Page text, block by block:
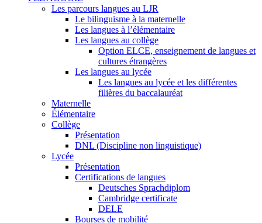
Les parcours langues au LJR
Le bilinguisme à la maternelle
Les langues à l’élémentaire
Les langues au collège
Option ELCE, enseignement de langues et
cultures étrangères
Les langues au lycée
Les langues au lycée et les différentes
filières du baccalauréat
Maternelle
Élémentaire
Collège
Présentation
DNL (Discipline non linguistique)
Lycée
Présentation
Certifications de langues
Deutsches Sprachdiplom
Cambridge certificate
DELE
Bourses de mobilité